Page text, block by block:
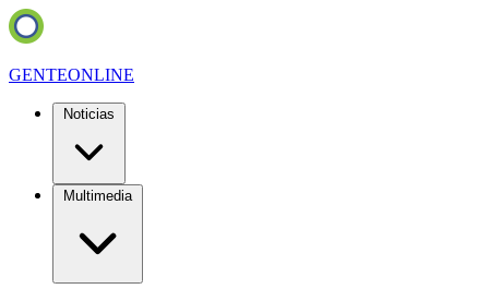
GENTEONLINE
Noticias
Multimedia